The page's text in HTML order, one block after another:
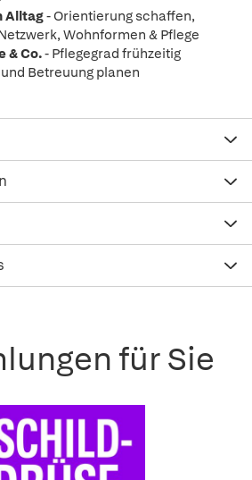
Alltag- Orientierung schaffen,
Wohnformen & Pflege
& Co.- Pflegegrad frühzeitig
Betreuung planen
für Sie